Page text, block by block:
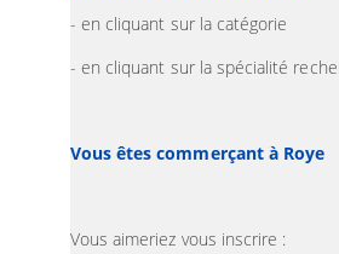
- en cliquant sur la catégorie
- en cliquant sur la spécialité
Vous êtes commerçant à Roye
Vous aimeriez vous inscrire :